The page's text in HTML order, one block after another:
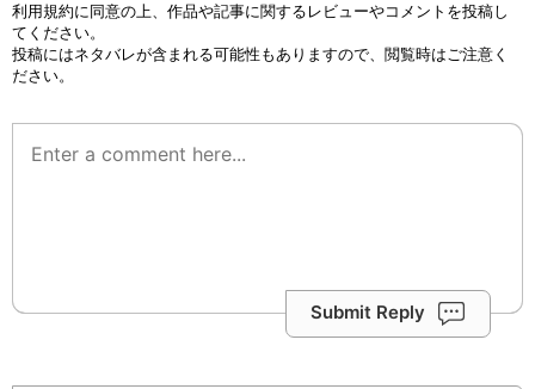
利用規約に同意の上、作品や記事に関するレビューやコメントを投稿し
てください。
投稿にはネタバレが含まれる可能性もありますので、閲覧時はご注意く
ださい。
Submit Reply